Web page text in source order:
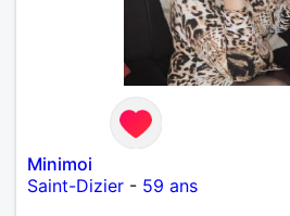
Minimoi
Saint-Dizier - 59 ans